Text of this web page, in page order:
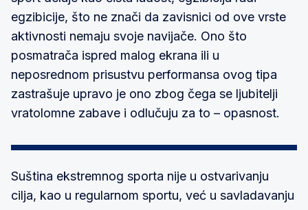
egzibicije, što ne znači da zavisnici od ove vrste
aktivnosti nemaju svoje navijače. Ono što
posmatrača ispred malog ekrana ili u
neposrednom prisustvu performansa ovog tipa
zastrašuje upravo je ono zbog čega se ljubitelji
vratolomne zabave i odlučuju za to – opasnost.
Suština ekstremnog sporta nije u ostvarivanju
cilja, kao u regularnom sportu, već u savladavanju